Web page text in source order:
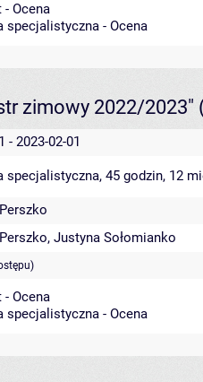
- Ocena
specjalistyczna - Ocena
zimowy 2022/2023"
- 2023-02-01
specjalistyczna, 45 godzin, 12
, Justyna Sołomianko
- Ocena
specjalistyczna - Ocena